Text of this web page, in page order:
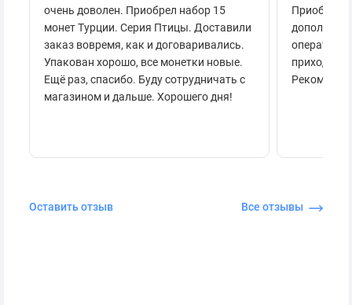
очень доволен. Приобрел набор 15
монет Турции. Серия Птицы. Доставили
заказ вовремя, как и договаривались.
Упакован хорошо, все монетки новые.
Ещё раз, спасибо. Буду сотрудничать с
магазином и дальше. Хорошего дня!
приходило
Оставить отзыв Все отзывы